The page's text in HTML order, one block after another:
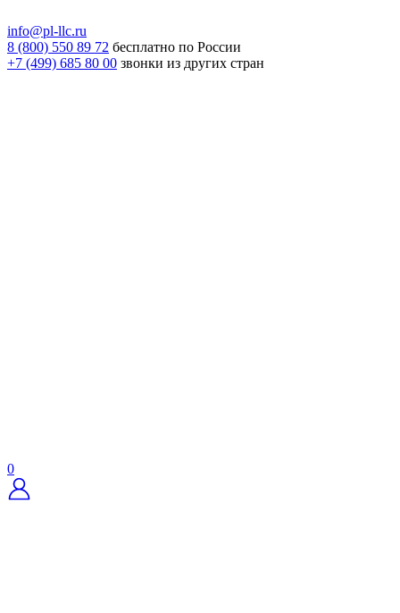
info@pl-llc.ru
8 (800) 550 89 72 бесплатно по России
+7 (499) 685 80 00 звонки из других стран
0